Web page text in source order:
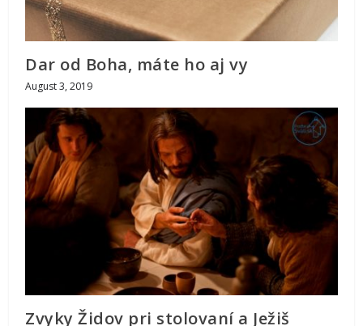
Dar od Boha, máte ho aj vy
August 3, 2019
Zvyky Židov pri stolovaní a Ježiš